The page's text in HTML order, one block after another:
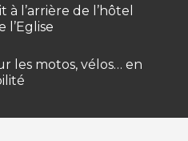
l’arrière de l’hôtel
l’Eglise
les motos, vélos… en